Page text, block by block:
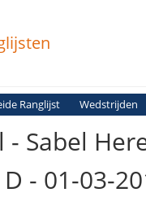
Ranglijst Wedstrijden
Sabel
- 01-03-